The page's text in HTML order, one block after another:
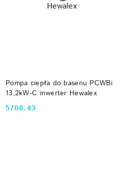
Pompa ciepła do basenu PCWBi
13,2kW-C inwerter Hewalex
Cena:
5708.43
DO KOSZYKA